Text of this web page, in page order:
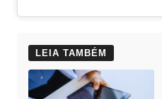
LEIA TAMBÉM